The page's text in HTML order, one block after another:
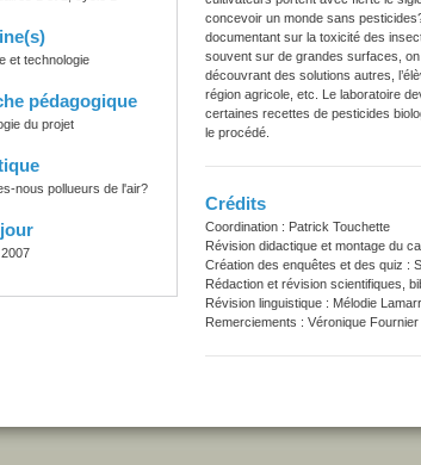
et technologie
pédagogique
du projet
nous pollueurs de l'air?
concevoir un monde sans
documentant sur la toxicité des
souvent sur de grandes surfaces,
découvrant des solutions autres,
région agricole, etc. Le laboratoire
certaines recettes de pesticides
le procédé.
Crédits
Coordination : Patrick Touchette
Révision didactique et montage du
Création des enquêtes et des quiz :
Rédaction et révision scientifiques,
Révision linguistique : Mélodie
Remerciements : Véronique Fournier